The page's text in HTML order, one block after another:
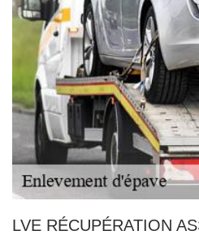
LVE RÉCUPÉRATION